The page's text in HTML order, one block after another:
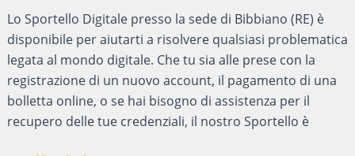
Lo Sportello Digitale presso la sede di Bibbiano (RE) è
disponibile per aiutarti a risolvere qualsiasi problematica
legata al mondo digitale. Che tu sia alle prese con la
registrazione di un nuovo account, il pagamento di una
bolletta online, o se hai bisogno di assistenza per il
recupero delle tue credenziali, il nostro Sportello è